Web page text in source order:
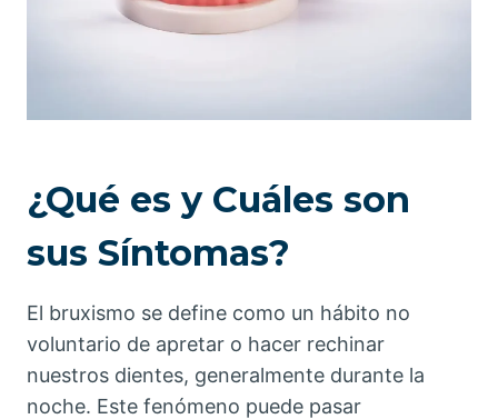
¿Qué es y Cuáles son
sus Síntomas?
El bruxismo se define como un hábito no
voluntario de apretar o hacer rechinar
nuestros dientes, generalmente durante la
noche. Este fenómeno puede pasar